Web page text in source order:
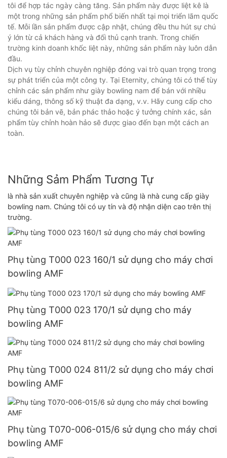
tôi để hợp tác ngày càng tăng. Sản phẩm này được liệt kê là
một trong những sản phẩm phổ biến nhất tại mọi triển lãm quốc
tế. Mỗi lần sản phẩm được cập nhật, chúng đều thu hút sự chú
ý lớn từ cả khách hàng và đối thủ cạnh tranh. Trong chiến
trường kinh doanh khốc liệt này, những sản phẩm này luôn dẫn
đầu.
Dịch vụ tùy chỉnh chuyên nghiệp đóng vai trò quan trọng trong
sự phát triển của một công ty. Tại Eternity, chúng tôi có thể tùy
chỉnh các sản phẩm như giày bowling nam để bán với nhiều
kiểu dáng, thông số kỹ thuật đa dạng, v.v. Hãy cung cấp cho
chúng tôi bản vẽ, bản phác thảo hoặc ý tưởng chính xác, sản
phẩm tùy chỉnh hoàn hảo sẽ được giao đến bạn một cách an
toàn.
Những Sảm Phẩm Tương Tự
là nhà sản xuất chuyên nghiệp và cũng là nhà cung cấp giày
bowling nam. Chúng tôi có uy tín và độ nhận diện cao trên thị
trường.
Phụ tùng T000 023 160/1 sử dụng cho máy chơi
bowling AMF
Phụ tùng T000 023 170/1 sử dụng cho máy
bowling AMF
Phụ tùng T000 024 811/2 sử dụng cho máy chơi
bowling AMF
Phụ tùng T070-006-015/6 sử dụng cho máy chơi
bowling AMF